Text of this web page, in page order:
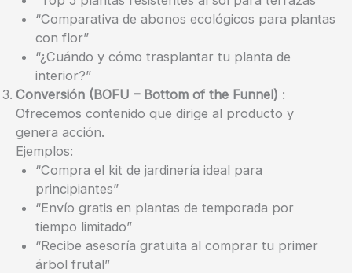
“Comparativa de abonos ecológicos para plantas
con flor”
“¿Cuándo y cómo trasplantar tu planta de
interior?”
Conversión (BOFU – Bottom of the Funnel) :
Ofrecemos contenido que dirige al producto y
genera acción.
Ejemplos:
“Compra el kit de jardinería ideal para
principiantes”
“Envío gratis en plantas de temporada por
tiempo limitado”
“Recibe asesoría gratuita al comprar tu primer
árbol frutal”